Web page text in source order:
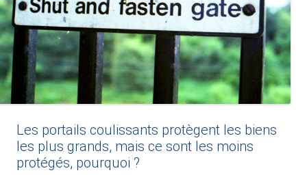
Les portails coulissants protègent les biens
les plus grands, mais ce sont les moins
protégés, pourquoi ?